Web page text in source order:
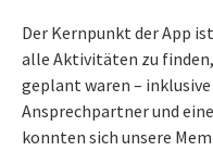
Der Kernpunkt der App
alle Aktivitäten zu finden,
geplant waren –
Ansprechpartner und
konnten sich unsere